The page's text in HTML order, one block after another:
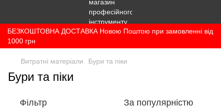
БЕЗКОШТОВНА ДОСТАВКА Новою Поштою при замовленні від
1000 грн
Витратні матеріали Бури та піки
Бури та піки
Фільтр За популярністю